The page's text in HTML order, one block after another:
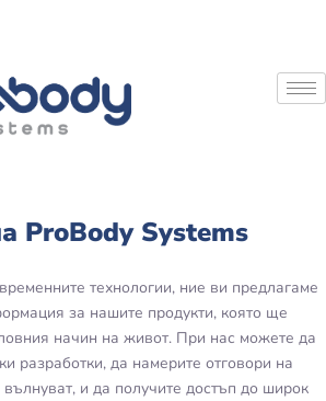
ProBody Systems
технологии, ние ви предлагаме
за нашите продукти, която ще
начин на живот. При нас можете да
разработки, да намерите отговори на
вълнуват, и да получите достъп до широк